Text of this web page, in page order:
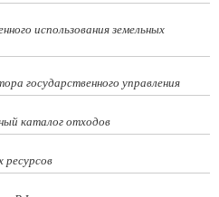
использования земельных
государственного управления
каталог отходов